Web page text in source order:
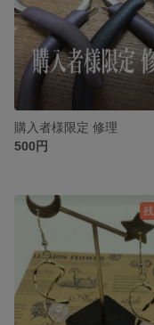
購入者様限定 修理
500円